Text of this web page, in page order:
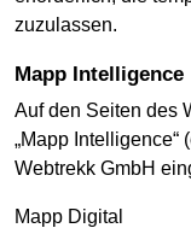
zuzulassen.
Mapp Intelligence
Auf den Seiten des
„Mapp Intelligence“
Webtrekk GmbH
Mapp Digital